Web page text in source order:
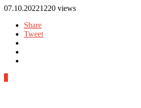
07.10.20221220 views
Share
Tweet